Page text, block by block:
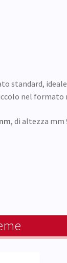
standard,
nel
, di altezza mm